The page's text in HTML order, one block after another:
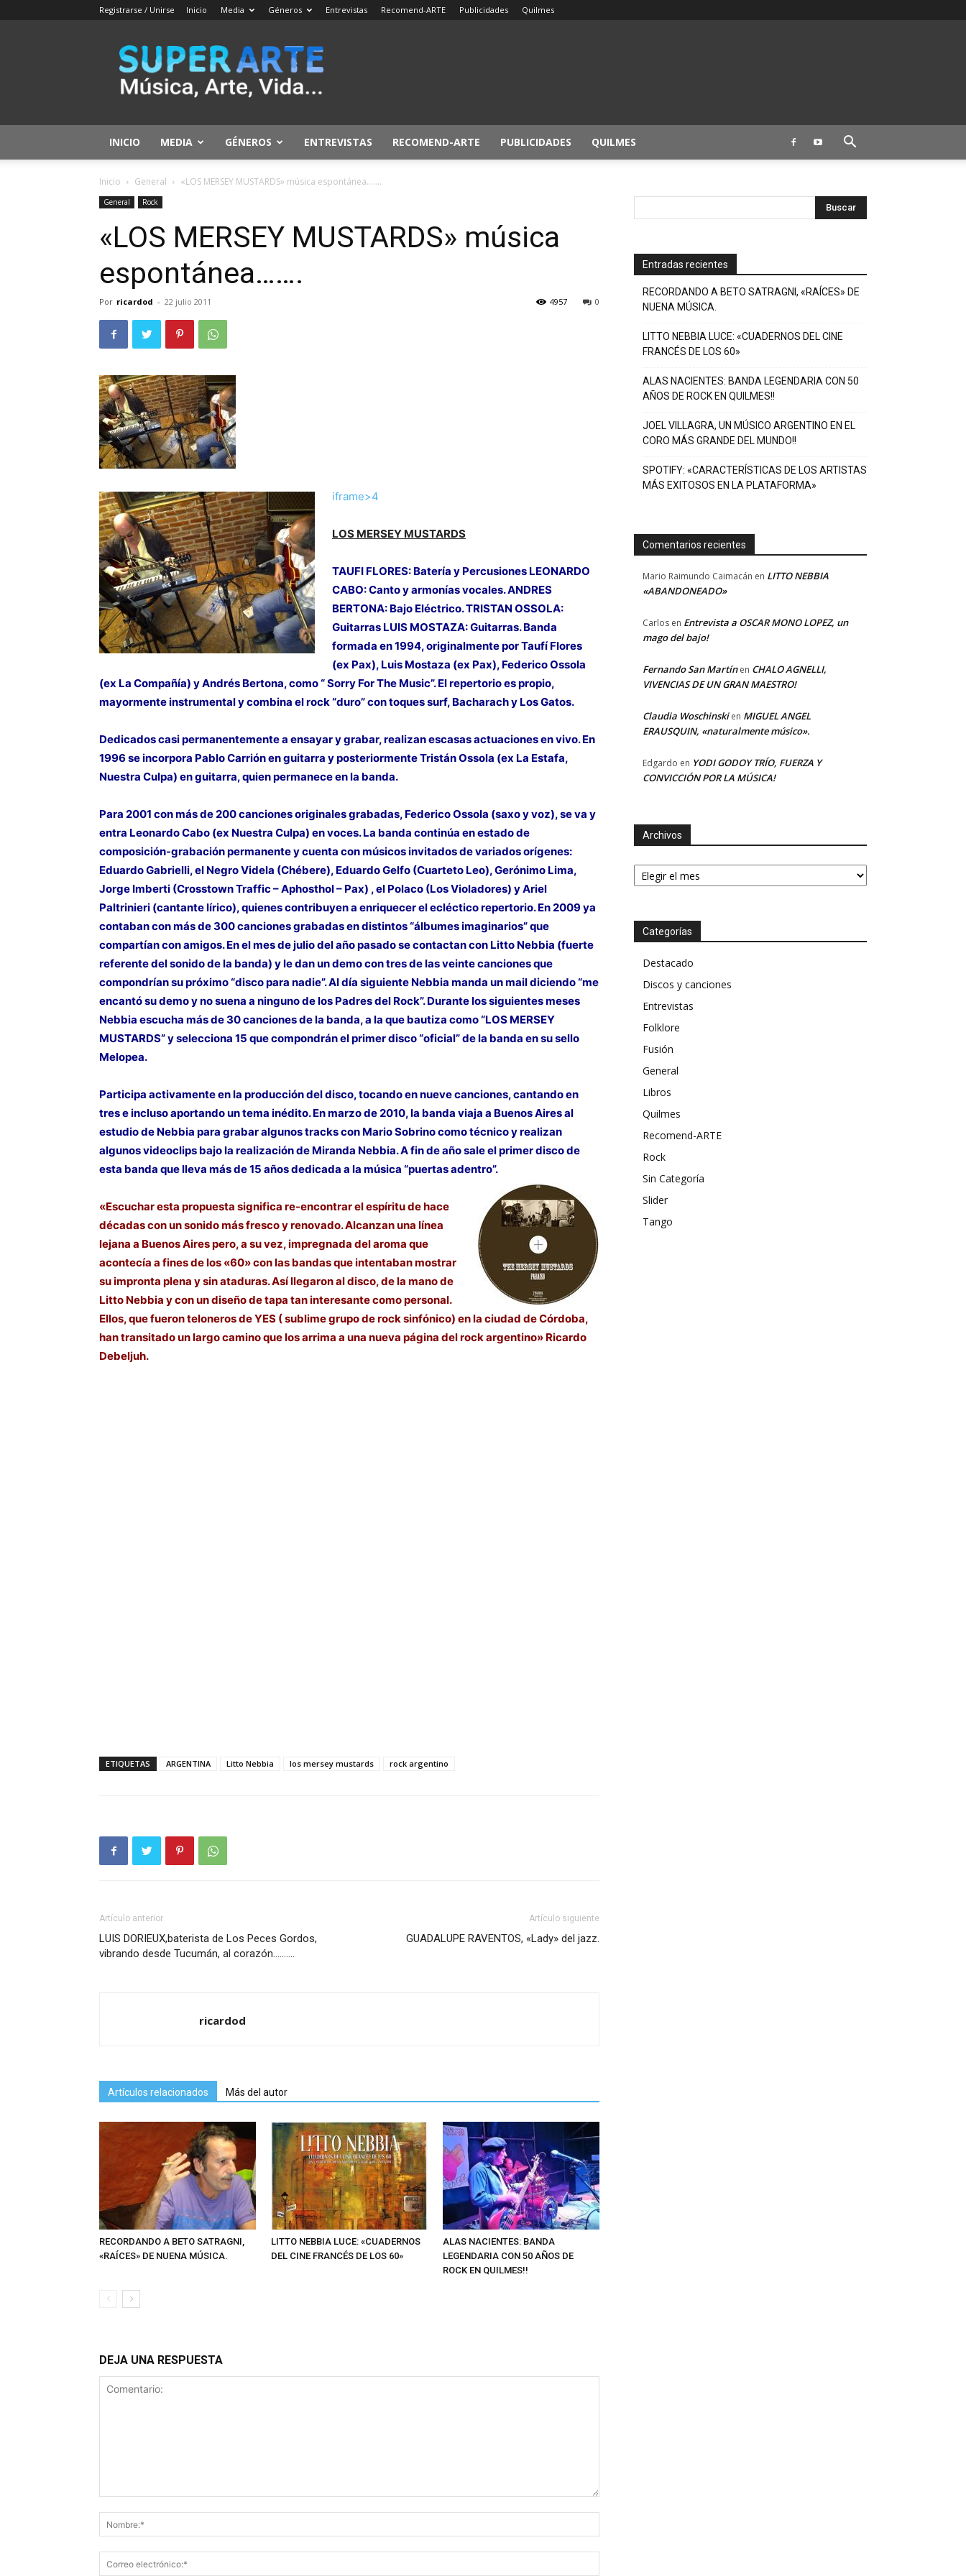
Registrarse / Unirse Inicio Media Géneros Entrevistas Recomend-ARTE Publicidades Quilmes
SuperArte
INICIO MEDIA GÉNEROS ENTREVISTAS RECOMEND-ARTE PUBLICIDADES QUILMES
Inicio General «LOS MERSEY MUSTARDS» música espontánea…….
General Rock
«LOS MERSEY MUSTARDS» música
espontánea…….
Por ricardod - 22 julio 2011 0
4957
iframe>4
LOS MERSEY MUSTARDS
TAUFI FLORES: Batería y Percusiones LEONARDO
CABO: Canto y armonías vocales. ANDRES
BERTONA: Bajo Eléctrico. TRISTAN OSSOLA:
Guitarras LUIS MOSTAZA: Guitarras. Banda
formada en 1994, originalmente por Taufí Flores
(ex Pax), Luis Mostaza (ex Pax), Federico Ossola
(ex La Compañía) y Andrés Bertona, como “ Sorry For The Music”. El repertorio es propio,
mayormente instrumental y combina el rock “duro” con toques surf, Bacharach y Los Gatos.
Dedicados casi permanentemente a ensayar y grabar, realizan escasas actuaciones en vivo. En
1996 se incorpora Pablo Carrión en guitarra y posteriormente Tristán Ossola (ex La Estafa,
Nuestra Culpa) en guitarra, quien permanece en la banda.
Para 2001 con más de 200 canciones originales grabadas, Federico Ossola (saxo y voz), se va y
entra Leonardo Cabo (ex Nuestra Culpa) en voces. La banda continúa en estado de
composición-grabación permanente y cuenta con músicos invitados de variados orígenes:
Eduardo Gabrielli, el Negro Videla (Chébere), Eduardo Gelfo (Cuarteto Leo), Gerónimo Lima,
Jorge Imberti (Crosstown Traffic – Aphosthol – Pax) , el Polaco (Los Violadores) y Ariel
Paltrinieri (cantante lírico), quienes contribuyen a enriquecer el ecléctico repertorio. En 2009 ya
contaban con más de 300 canciones grabadas en distintos “álbumes imaginarios” que
compartían con amigos. En el mes de julio del año pasado se contactan con Litto Nebbia (fuerte
referente del sonido de la banda) y le dan un demo con tres de las veinte canciones que
compondrían su próximo “disco para nadie”. Al día siguiente Nebbia manda un mail diciendo “me
encantó su demo y no suena a ninguno de los Padres del Rock”. Durante los siguientes meses
Nebbia escucha más de 30 canciones de la banda, a la que bautiza como “LOS MERSEY
MUSTARDS” y selecciona 15 que compondrán el primer disco “oficial” de la banda en su sello
Melopea.
Participa activamente en la producción del disco, tocando en nueve canciones, cantando en
tres e incluso aportando un tema inédito. En marzo de 2010, la banda viaja a Buenos Aires al
estudio de Nebbia para grabar algunos tracks con Mario Sobrino como técnico y realizan
algunos videoclips bajo la realización de Miranda Nebbia. A fin de año sale el primer disco de
esta banda que lleva más de 15 años dedicada a la música “puertas adentro”.
«Escuchar esta propuesta significa re-encontrar el espíritu de hace
décadas con un sonido más fresco y renovado. Alcanzan una línea
lejana a Buenos Aires pero, a su vez, impregnada del aroma que
acontecía a fines de los «60» con las bandas que intentaban mostrar
su impronta plena y sin ataduras. Así llegaron al disco, de la mano de
Litto Nebbia y con un diseño de tapa tan interesante como personal.
Ellos, que fueron teloneros de YES ( sublime grupo de rock sinfónico) en la ciudad de Córdoba,
han transitado un largo camino que los arrima a una nueva página del rock argentino» Ricardo
Debeljuh.
ETIQUETAS ARGENTINA Litto Nebbia los mersey mustards rock argentino
Artículo anterior
LUIS DORIEUX,baterista de Los Peces Gordos,
vibrando desde Tucumán, al corazón……….
Artículo siguiente
GUADALUPE RAVENTOS, «Lady» del jazz.
ricardod
Artículos relacionados Más del autor
RECORDANDO A BETO SATRAGNI,
«RAÍCES» DE NUENA MÚSICA.
LITTO NEBBIA LUCE: «CUADERNOS
DEL CINE FRANCÉS DE LOS 60»
ALAS NACIENTES: BANDA
LEGENDARIA CON 50 AÑOS DE
ROCK EN QUILMES!!
DEJA UNA RESPUESTA
Entradas recientes
RECORDANDO A BETO SATRAGNI, «RAÍCES» DE
NUENA MÚSICA.
LITTO NEBBIA LUCE: «CUADERNOS DEL CINE
FRANCÉS DE LOS 60»
ALAS NACIENTES: BANDA LEGENDARIA CON 50
AÑOS DE ROCK EN QUILMES!!
JOEL VILLAGRA, UN MÚSICO ARGENTINO EN EL
CORO MÁS GRANDE DEL MUNDO!!
SPOTIFY: «CARACTERÍSTICAS DE LOS ARTISTAS
MÁS EXITOSOS EN LA PLATAFORMA»
Comentarios recientes
Mario Raimundo Caimacán en LITTO NEBBIA
«ABANDONEADO»
Carlos en Entrevista a OSCAR MONO LOPEZ, un
mago del bajo!
Fernando San Martínen CHALO AGNELLI,
VIVENCIAS DE UN GRAN MAESTRO!
Claudia Woschinskien MIGUEL ANGEL
ERAUSQUIN, «naturalmente músico».
Edgardo en YODI GODOY TRÍO, FUERZA Y
CONVICCIÓN POR LA MÚSICA!
Archivos
Archivos
Categorías
Destacado
Discos y canciones
Entrevistas
Folklore
Fusión
General
Libros
Quilmes
Recomend-ARTE
Rock
Sin Categoría
Slider
Tango